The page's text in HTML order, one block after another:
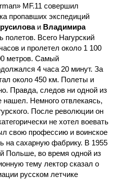
MF.11 совершил
пропавших экспедиций
и Владимира
Всего Нагурский
и пролетел около 1 100
метров. Самый
4 часа 20 минут. За
около 450 км. Полеты и
Правда, следов ни одной из
нашел. Немного отвлекаясь,
После революции он
не хотел воевать
свою профессию и воинское
на сахарную фабрику. В 1955
Польше, во время одной из
тему лектор сказал о
русском летчике